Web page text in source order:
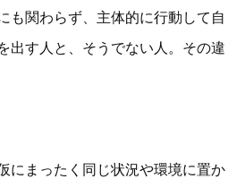
も関わらず、主体的に行動して自
出す人と、そうでない人。その違
にまったく同じ状況や環境に置か